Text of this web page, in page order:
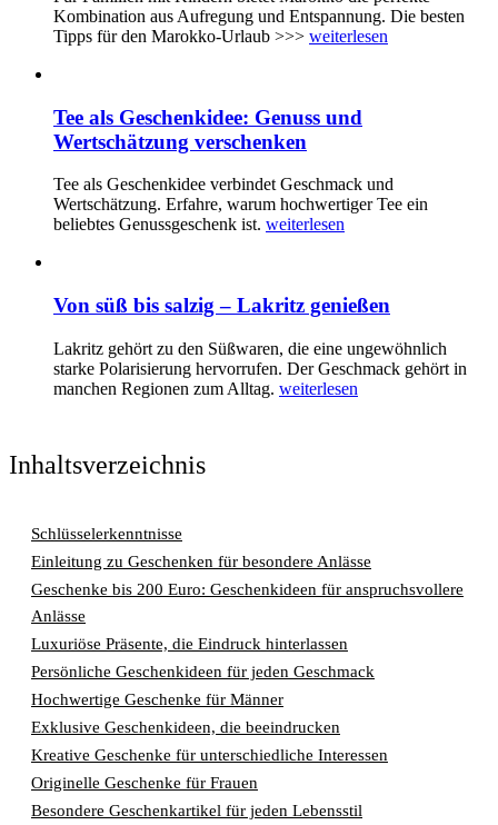
Kombination aus Aufregung und Entspannung. Die besten
Tipps für den Marokko-Urlaub >>> weiterlesen
Tee als Geschenkidee: Genuss und
Wertschätzung verschenken
Tee als Geschenkidee verbindet Geschmack und
Wertschätzung. Erfahre, warum hochwertiger Tee ein
beliebtes Genussgeschenk ist. weiterlesen
Von süß bis salzig – Lakritz genießen
Lakritz gehört zu den Süßwaren, die eine ungewöhnlich
starke Polarisierung hervorrufen. Der Geschmack gehört in
manchen Regionen zum Alltag. weiterlesen
Inhaltsverzeichnis
Schlüsselerkenntnisse
Einleitung zu Geschenken für besondere Anlässe
Geschenke bis 200 Euro: Geschenkideen für anspruchsvollere
Anlässe
Luxuriöse Präsente, die Eindruck hinterlassen
Persönliche Geschenkideen für jeden Geschmack
Hochwertige Geschenke für Männer
Exklusive Geschenkideen, die beeindrucken
Kreative Geschenke für unterschiedliche Interessen
Originelle Geschenke für Frauen
Besondere Geschenkartikel für jeden Lebensstil